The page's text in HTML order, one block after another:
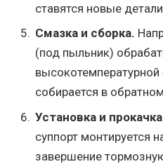
ставятся новые
Смазка и сборка.
(под пыльник)
собирается в
Установка и
суппорт монтируется
завершение